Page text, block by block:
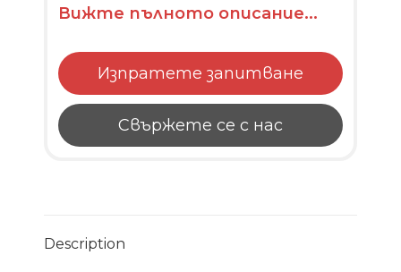
Вижте пълното описание...
Изпратете запитване
Свържете се с нас
Description